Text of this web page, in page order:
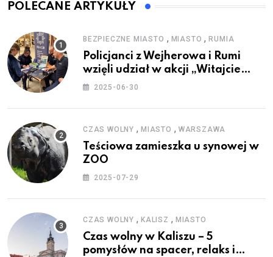
POLECANE ARTYKUŁY
BEZPIECZNE MIASTO , MIASTO ,RUMIA
Policjanci z Wejherowa i Rumi
wzięli udział w akcji „Witajcie
Wakacje”
2025-06-30
CZAS WOLNY , MIASTO , WARSZAWA
Teściowa zamieszka u synowej w
ZOO
2025-07-29
CZAS WOLNY , KALISZ , MIASTO
Czas wolny w Kaliszu – 5
pomysłów na spacer, relaks i